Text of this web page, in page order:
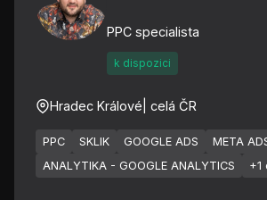
PPC specialista
k dispozici
Hradec Králové | celá ČR
PPC SKLIK GOOGLE ADS
META
ANALYTIKA - GOOGLE ANALYTICS
+1